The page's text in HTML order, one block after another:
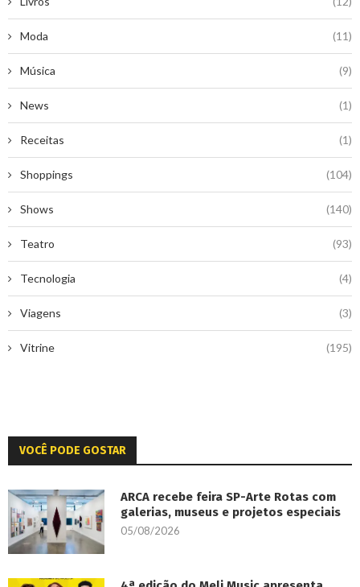
Moda (11)
Música (9)
News (1)
Receitas (1)
Shoppings (104)
Shows (140)
Teatro (93)
Tecnologia (4)
Viagens (3)
Vitrine (195)
VOCÊ PODE GOSTAR
ARCA recebe feira SP-Arte Rotas com
galerias, museus e projetos especiais
05/08/2026